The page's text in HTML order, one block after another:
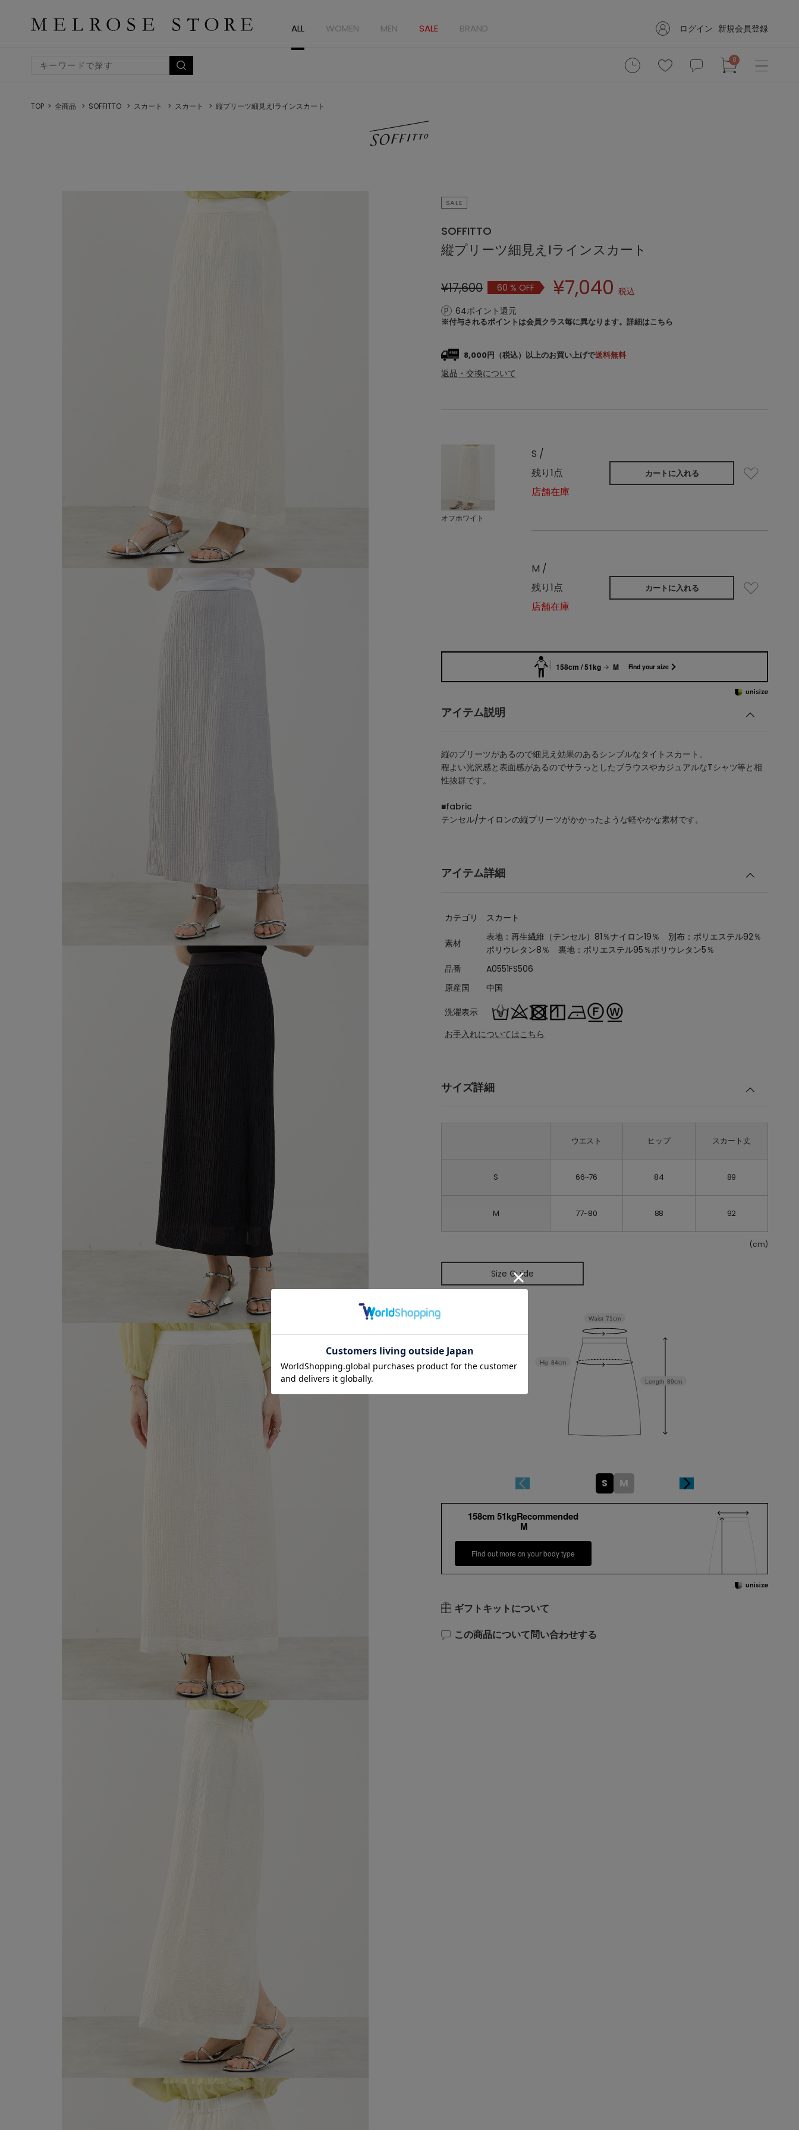
ALL WOMEN MEN SALE BRAND ログイン 新規会員登録
0
TOP 全商品 SOFFITTO スカート スカート 縦プリーツ細見えIラインスカート
SALE
SOFFITTO
縦プリーツ細見えIラインスカート
¥17,600 60 % OFF ¥7,040 税込
64ポイント還元
※付与されるポイントは会員クラス毎に異なります。 詳細はこちら
8,000円（税込）以上のお買い上げで送料無料
返品・交換について
オフホワイト
S /
残り1点
店舗在庫
カートに入れる
M /
残り1点
店舗在庫
カートに入れる
158cm / 51kg M Find your size
アイテム説明
縦のプリーツがあるので細見え効果のあるシンプルなタイトスカート。
程よい光沢感と表面感があるのでサラっとしたブラウスやカジュアルなTシャツ等と相
性抜群です。
■fabric
テンセル/ナイロンの縦プリーツがかかったような軽やかな素材です。
アイテム詳細
カテゴリ スカート
素材
表地：再生繊維（テンセル）81％ナイロン19％ 別布：ポリエステル92％
ポリウレタン8％ 裏地：ポリエステル95％ポリウレタン5％
品番
A0551FS506
原産国
中国
洗濯表示
お手入れについてはこちら
サイズ詳細
ウエスト ヒップ スカート丈
S 66~76 84 89
M 77~80 88 92
(cm)
Size Guide
Length 89cm
Hip 84cm
Waist 71cm
S M
158cm 51kgRecommended
M
Find out more on your body type
ギフトキットについて
この商品について問い合わせする